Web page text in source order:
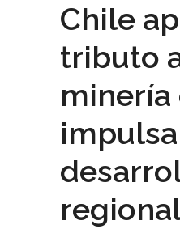
Chile
tributo
minería